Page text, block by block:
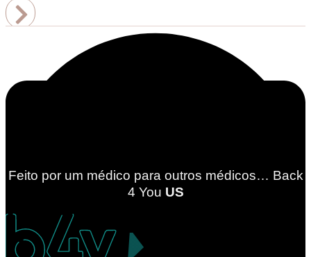
Feito por um médico para outros médicos… Back
4 You US